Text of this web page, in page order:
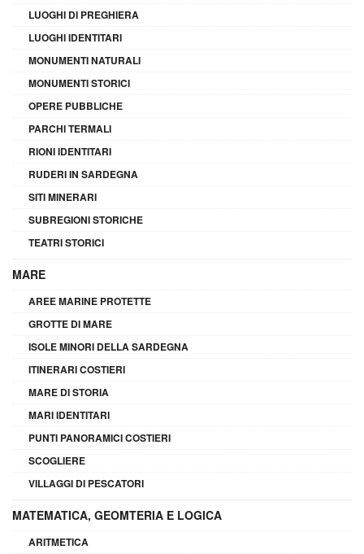
LUOGHI DI PREGHIERA
LUOGHI IDENTITARI
MONUMENTI NATURALI
MONUMENTI STORICI
OPERE PUBBLICHE
PARCHI TERMALI
RIONI IDENTITARI
RUDERI IN SARDEGNA
SITI MINERARI
SUBREGIONI STORICHE
TEATRI STORICI
MARE
AREE MARINE PROTETTE
GROTTE DI MARE
ISOLE MINORI DELLA SARDEGNA
ITINERARI COSTIERI
MARE DI STORIA
MARI IDENTITARI
PUNTI PANORAMICI COSTIERI
SCOGLIERE
VILLAGGI DI PESCATORI
MATEMATICA, GEOMTERIA E LOGICA
ARITMETICA